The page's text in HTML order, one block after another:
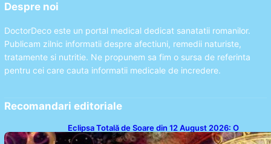
Despre noi
DoctorDeco este un portal medical dedicat sanatatii romanilor.
Publicam zilnic informatii despre afectiuni, remedii naturiste,
tratamente si nutritie. Ne propunem sa fim o sursa de referinta
pentru cei care cauta informatii medicale de incredere.
Recomandari editoriale
Eclipsa Totală de Soare din 12 August 2026: O
Analiză a Impactului asupra Trei Zodii și a Ciclului de